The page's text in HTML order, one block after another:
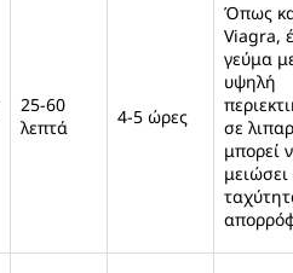
25-60
λεπτά
4-5 ώρες
Όπως
Viagra,
γεύμα
υψηλή
σε
μπορεί